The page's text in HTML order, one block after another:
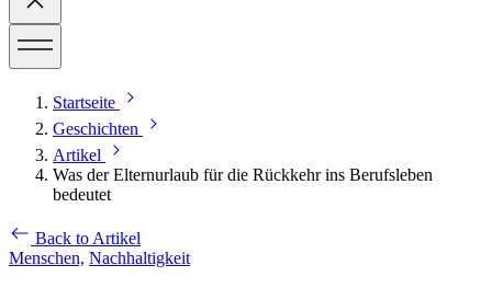
Startseite
Geschichten
Artikel
Was der Elternurlaub für die Rückkehr ins Berufsleben
bedeutet
Back to Artikel
Menschen, Nachhaltigkeit